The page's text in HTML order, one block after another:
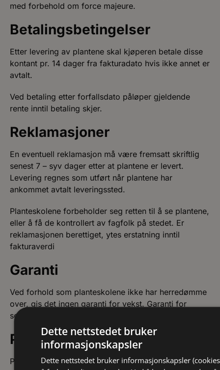
med forbehold om force majeure.
Betalingsbetingelser
Etter levering av plantene skal kjøperen betale disse
kontant pr. 14 dager fra fakturadato hvis ikke annet er
avtalt.
Ved betaling etter forfallsdato påløper gjeldende
rente inntil betaling skjer.
Reklamasjoner
En eventuell reklamasjon må være fremsatt skriftlig
senest 7 – syv dager etter at plantene er levert.
Levering regnes som utført når plantene har
ankommet avtalt leveringssted.
Planteskolene forbeholder seg retten til å se plantene,
eller å få de kontrollert av fagfolk på stedet. Er
reklamasjonen berettiget, ytes erstatning inntil
fakturaverdi
Garanti
Ved forhold som planteskolene ikke har herredømme
over, gis det ingen garanti for vekst. Garanti for
sortsekthet ytes inntil fakturaverdi.
Prisforbehold
Planteskolene forbeholder seg retten til å endre
Dette nettstedet bruker
informasjonskapsler
Dette nettstedet bruker informasjonskapsler